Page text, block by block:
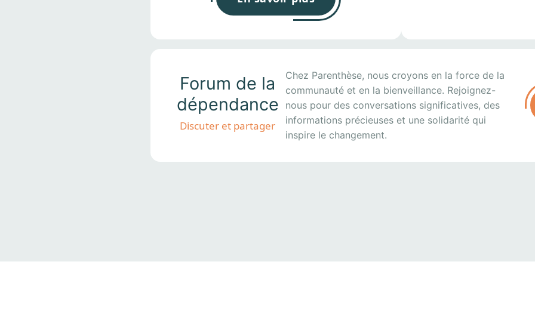
Forum de la
dépendance
Discuter et partager
Chez Parenthèse, nous croyons en la force de la
communauté et en la bienveillance. Rejoignez-
nous pour des conversations significatives, des
informations précieuses et une solidarité qui
inspire le changement.